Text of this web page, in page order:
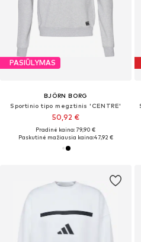
PASIŪLYMAS
BJÖRN BORG
Sportinio tipo megztinis 'CENTRE'
50,92 €
Pradinė kaina: 79,90 €
Paskutinė mažiausia kaina:47,92 €